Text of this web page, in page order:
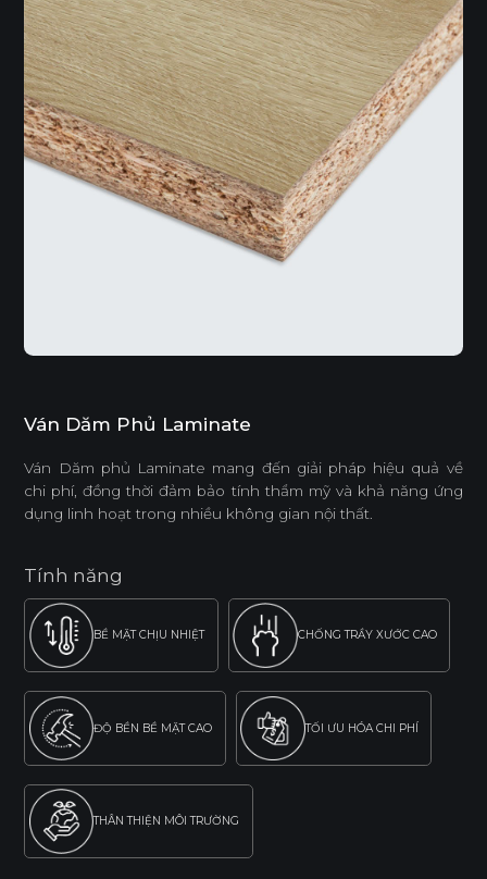
Ván Dăm Phủ Laminate
Ván Dăm phủ Laminate mang đến giải pháp hiệu quả về
chi phí, đồng thời đảm bảo tính thẩm mỹ và khả năng ứng
dụng linh hoạt trong nhiều không gian nội thất.
Tính năng
BỀ MẶT CHỊU NHIỆT CHỐNG TRẦY XƯỚC CAO
ĐỘ BỀN BỀ MẶT CAO TỐI ƯU HÓA CHI PHÍ
THÂN THIỆN MÔI TRƯỜNG